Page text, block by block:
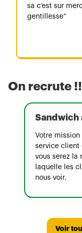
sa c’est sur
gentillesse
On recrute !!
Sandwich
Votre
service client
vous serez la
laquelle les
nous voir.
Voir